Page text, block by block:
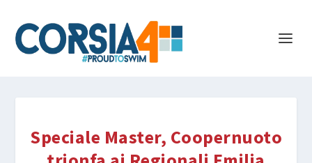
Speciale Master, Coopernuoto